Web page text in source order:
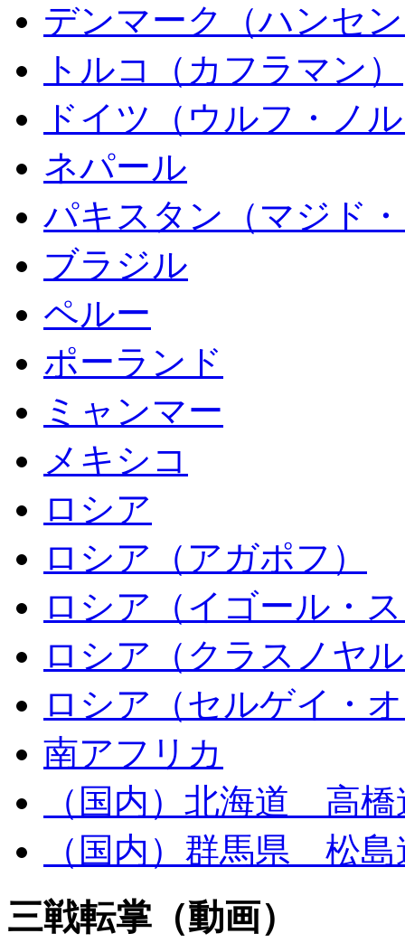
デンマーク（ハンセ
トルコ（カフラマン）
ドイツ（ウルフ・ノ
ネパール
パキスタン（マジド
ブラジル
ペルー
ポーランド
ミャンマー
メキシコ
ロシア
ロシア（アガポフ）
ロシア（イゴール・
ロシア（クラスノヤ
ロシア（セルゲイ・
南アフリカ
（国内）北海道 高橋
（国内）群馬県 松島
三戦転掌（動画）